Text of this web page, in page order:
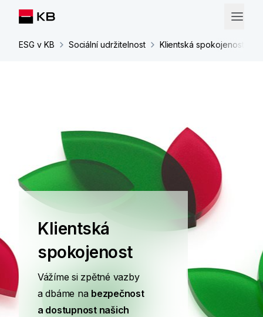
ESG v KB Sociální udržitelnost Klientská spokojenost
Klientská
spokojenost
Vážíme si zpětné vazby
a dbáme na bezpečnost
a dostupnost našich